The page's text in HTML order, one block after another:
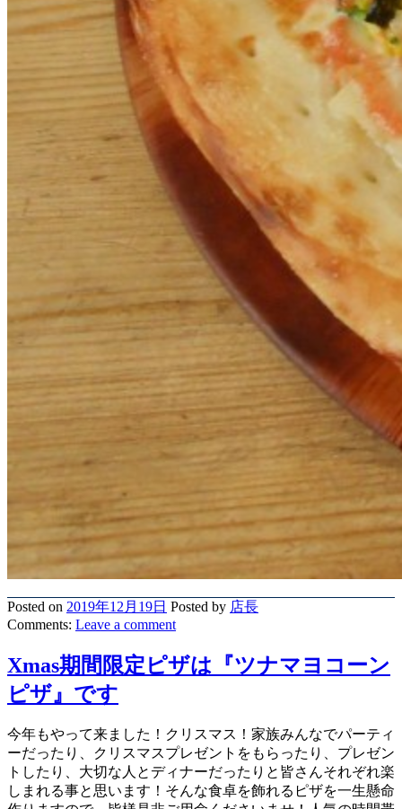
Posted on 2019年12月19日 Posted by 店長
Comments: Leave a comment
Xmas期間限定ピザは『ツナマヨコーン
ピザ』です
今年もやって来ました！クリスマス！家族みんなでパーティ
ーだったり、クリスマスプレゼントをもらったり、プレゼン
トしたり、大切な人とディナーだったりと皆さんそれぞれ楽
しまれる事と思います！そんな食卓を飾れるピザを一生懸命